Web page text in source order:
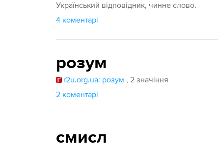
Український відповідник, чинне слово.
4 коментарі
розум
r2u.org.ua: розум , 2 значіння
2 коментарі
смисл